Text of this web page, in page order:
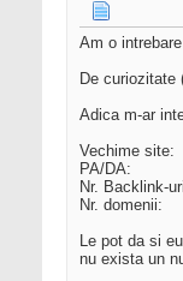
Am o
De curiozitate
Adica m-ar
Vechime site:
PA/DA:
Nr. Backlink-
Nr. domenii:
Le pot da si
nu exista un